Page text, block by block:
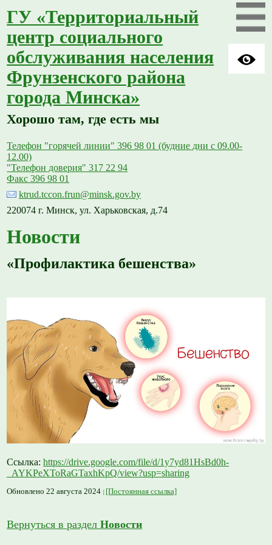
ГУ «Территориальный
центр социального
обслуживания населения
Фрунзенского района
города Минска»
Хорошо там, где есть мы
Телефон "горячей линии" 396 98 01 (будние дни с 09.00-
12.00)
"Телефон доверия" 317 22 94
Факс 396 98 01
ktrud.tccon.frun@minsk.gov.by
220074 г. Минск, ул. Харьковская, д.74
Новости
«Профилактика бешенства»
Ссылка:https://drive.google.com/file/d/1y7yd81HsBd0h-
_AYKPeXToRaGTaxhKpQ/view?usp=sharing
Обновлено 22 августа 2024 [Постоянная ссылка]
Вернуться в разделНовости